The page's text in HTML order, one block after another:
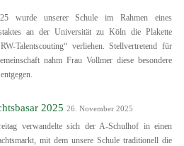
wurde unserer Schule im Rahmen eines
an der Universität zu Köln die Plakette
Talentscouting“ verliehen. Stellvertretend für
nahm Frau Vollmer diese besondere
2025 26. November 2025
verwandelte sich der A-Schulhof in einen
mit dem unsere Schule traditionell die